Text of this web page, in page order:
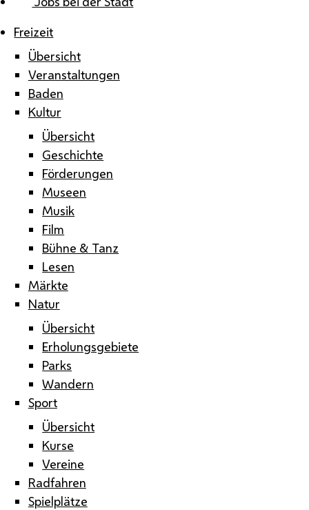
Freizeit
Übersicht
Veranstaltungen
Baden
Kultur
Übersicht
Geschichte
Förderungen
Museen
Musik
Film
Bühne & Tanz
Lesen
Märkte
Natur
Übersicht
Erholungsgebiete
Parks
Wandern
Sport
Übersicht
Kurse
Vereine
Radfahren
Spielplätze